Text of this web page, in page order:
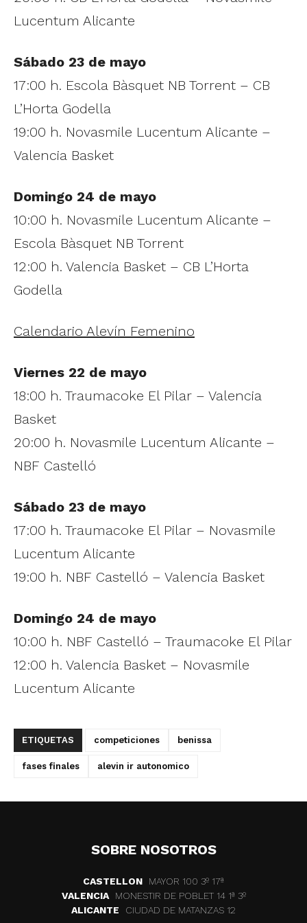
Lucentum Alicante
Sábado 23 de mayo
17:00 h. Escola Bàsquet NB Torrent – CB
L’Horta Godella
19:00 h. Novasmile Lucentum Alicante –
Valencia Basket
Domingo 24 de mayo
10:00 h. Novasmile Lucentum Alicante –
Escola Bàsquet NB Torrent
12:00 h. Valencia Basket – CB L’Horta
Godella
Calendario Alevín Femenino
Viernes 22 de mayo
18:00 h. Traumacoke El Pilar – Valencia
Basket
20:00 h. Novasmile Lucentum Alicante –
NBF Castelló
Sábado 23 de mayo
17:00 h. Traumacoke El Pilar – Novasmile
Lucentum Alicante
19:00 h. NBF Castelló – Valencia Basket
Domingo 24 de mayo
10:00 h. NBF Castelló – Traumacoke El Pilar
12:00 h. Valencia Basket – Novasmile
Lucentum Alicante
ETIQUETAS competiciones benissa
fases finales alevin ir autonomico
SOBRE NOSOTROS
CASTELLON
MAYOR 100 3º 17ª
VALENCIA
MONESTIR DE POBLET 14 1ª 3º
ALICANTE
CIUDAD DE MATANZAS 12